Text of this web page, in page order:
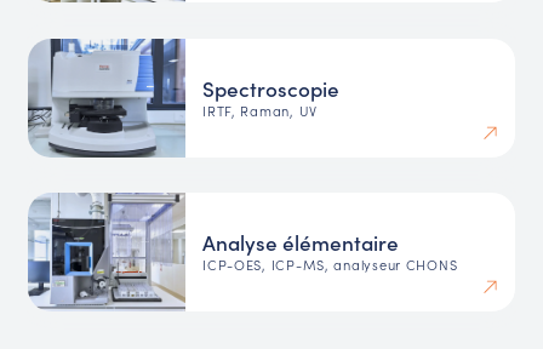
Spectroscopie
IRTF, Raman, UV
Analyse élémentaire
ICP-OES, ICP-MS, analyseur CHONS